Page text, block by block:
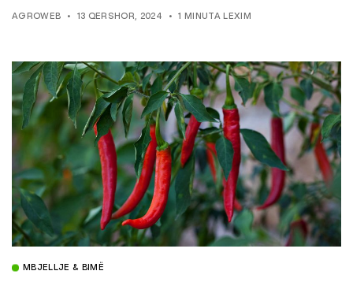
AGROWEB 13 QERSHOR, 2024 1 MINUTA LEXIM
MBJELLJE & BIMË